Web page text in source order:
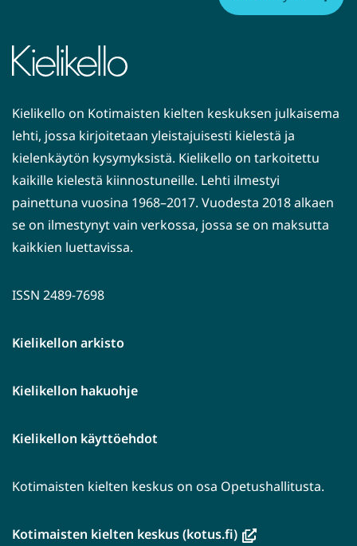
Kielikello on Kotimaisten kielten keskuksen julkaisema
lehti, jossa kirjoitetaan yleistajuisesti kielestä ja
kielenkäytön kysymyksistä. Kielikello on tarkoitettu
kaikille kielestä kiinnostuneille. Lehti ilmestyi
painettuna vuosina 1968–2017. Vuodesta 2018 alkaen
se on ilmestynyt vain verkossa, jossa se on maksutta
kaikkien luettavissa.
ISSN 2489-7698
Kielikellon arkisto
Kielikellon hakuohje
Kielikellon käyttöehdot
Kotimaisten kielten keskus on osa Opetushallitusta.
Kotimaisten kielten keskus (kotus.fi)(avautuu